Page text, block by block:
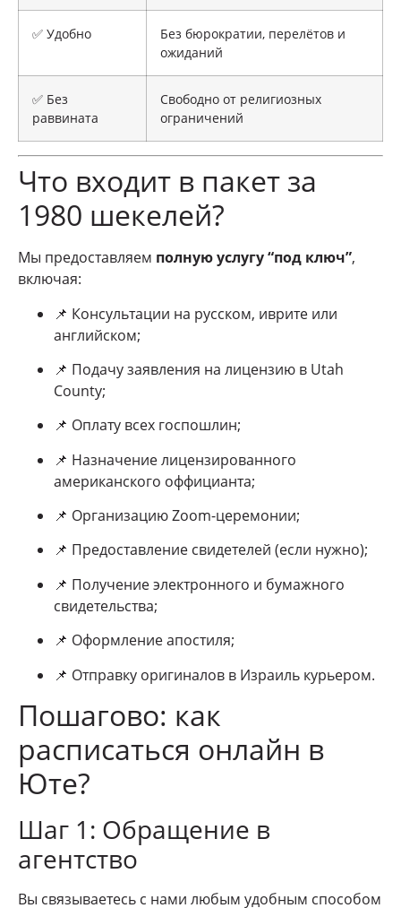
✅ Удобно
Без бюрократии, перелётов и
ожиданий
✅ Без
раввината
Свободно от религиозных
ограничений
Что входит в пакет за
1980 шекелей?
Мы предоставляем полную услугу “под ключ”,
включая:
📌 Консультации на русском, иврите или
английском;
📌 Подачу заявления на лицензию в Utah
County;
📌 Оплату всех госпошлин;
📌 Назначение лицензированного
американского оффицианта;
📌 Организацию Zoom-церемонии;
📌 Предоставление свидетелей (если нужно);
📌 Получение электронного и бумажного
свидетельства;
📌 Оформление апостиля;
📌 Отправку оригиналов в Израиль курьером.
Пошагово: как
расписаться онлайн в
Юте?
Шаг 1: Обращение в
агентство
Вы связываетесь с нами любым удобным способом